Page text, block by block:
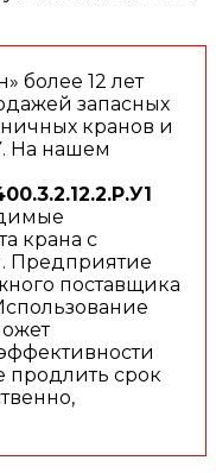
более 12 лет
запасных
кранов и
На нашем
крана с
Предприятие
поставщика
продлить срок